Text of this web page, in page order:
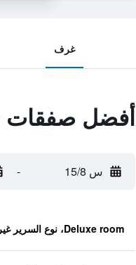
غرف
أفضل صفقات
س 15/8 -
Deluxe room، نوع السرير غير معروف